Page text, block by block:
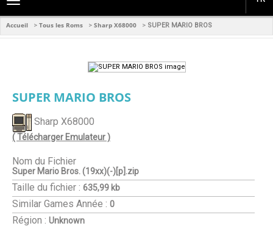
navigation
Accueil > Tous les Roms > Sharp X68000 > SUPER MARIO BROS
SUPER MARIO BROS
Sharp X68000
( Télécharger Emulateur )
Nom du Fichier
Super Mario Bros. (19xx)(-)[p].zip
Taille du fichier : 635,99 kb
Similar Games Année : 0
Région : Unknown